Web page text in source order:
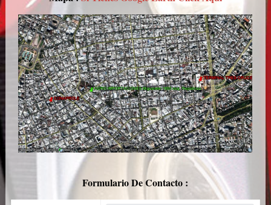
Formulario De Contacto :